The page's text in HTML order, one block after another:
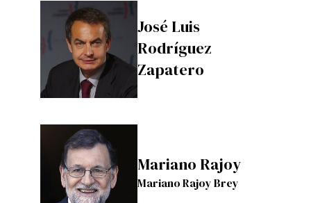
José Luis
Rodríguez
Zapatero
Mariano Rajoy
Mariano Rajoy Brey